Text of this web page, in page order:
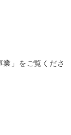
」をご覧くださ